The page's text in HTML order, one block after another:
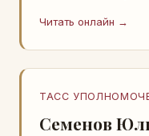
Натанович. – Что
Читать онлайн →
ТАСС
Семенов